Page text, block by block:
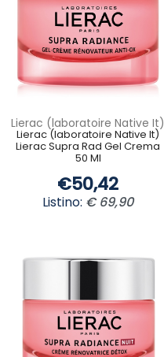
Lierac (laboratoire Native It)
Lierac (laboratoire Native It)
Lierac Supra Rad Gel Crema
50 Ml
€50,42
Listino: € 69,90